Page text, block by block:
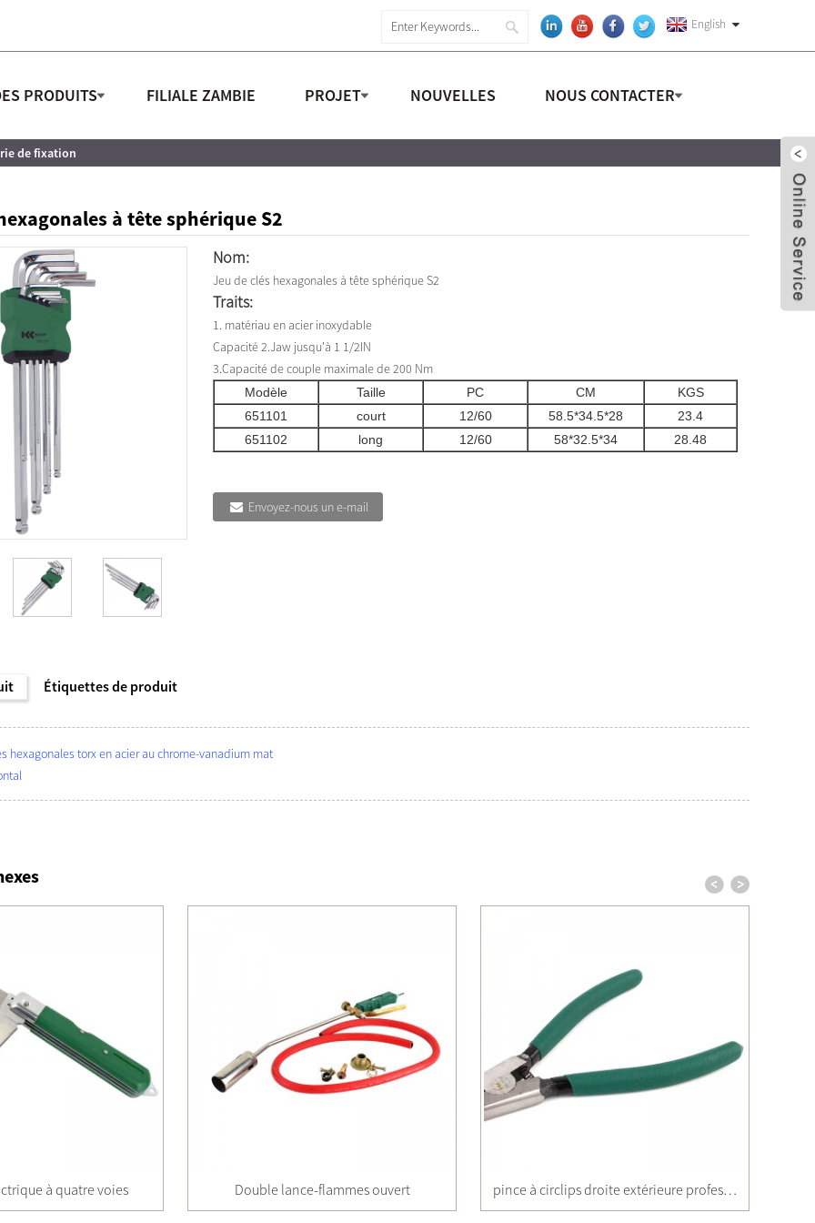
English
PRODUITS FILIALE ZAMBIE PROJET NOUVELLES NOUS CONTACTER
de fixation
à tête sphérique S2
Nom:
Jeu de clés hexagonales à tête sphérique S2
Traits:
1. matériau en acier inoxydable
Capacité 2.Jaw jusqu'à 1 1/2IN
3.Capacité de couple maximale de 200 Nm
Modèle Taille PC CM
KGS
651101
court 12/60 58.5*34.5*28
23.4
651102
long 12/60 58*32.5*34 28.48
Envoyez-nous un e-mail
Étiquettes de produit
hexagonales torx en acier au chrome-vanadium mat
à quatre voies Double lance-flammes ouvert pince à circlips droite extérieure professionnelle